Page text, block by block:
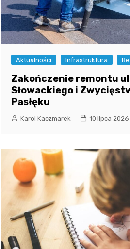
Aktualności Infrastruktura
Zakończenie remontu
Słowackiego i
Pasłęku
Karol Kaczmarek 10 lipca 2026